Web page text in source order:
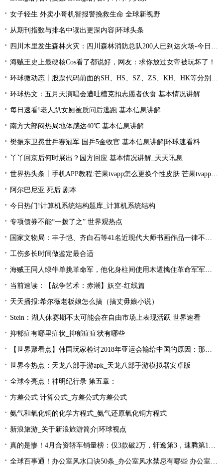
女子轻生 外卖小哥机智报警挽救生命 全球新视野
从期刊指数与排名中读出更深内容|环球头条
四川木里发生森林火灾：四川森林消防总队200人已到达火场-今日关注
海贼王史上最硬核Cos看了都说好，网友：求你放过女帝被玩坏了！
环球微动态丨股票代码前面的SH、HS、SZ、ZS、KH、HK等分别是什么意思？
环球热文：五月天演唱会遭吐槽克扣志愿者伙食 基本情况讲解
每日速看!老人趴女厕被质问后逃跑 基本信息讲解
南方大部闷热局地体感达40℃ 基本信息讲解
樊振东卫冕世乒赛冠军 国乒5金收官 基本信息讲解|环球速看料
丫丫回京后何时展出？园方回应 基本情况讲解_天天讯息
世界热头条丨手机APP教程:芒果tvapp怎么更换个性皮肤 芒果tvapp更换个性皮肤的方法
阿尔巴尼亚 死后 剧本
今日热门!计算机系统结构题库_计算机系统结构
专项债券不能“一拨了之” 世界观热点
国家文物局：丰子恺、齐白石等41名近现代大师书画作品一律不准出境
工伤多长时间做鉴定最合适
海贼王同人绿牛单挑革命军，他化身柱间使用木遁擒住革命军军长！
当前速读：【战争艺术：赤潮】妖空-红线篇
天天播报:希尔薇老板娘怎么搞（搞丈毋娘小说）
Stein：湖人休赛期不太可能会在自由市场上表现活跃 世界速看
抑郁症有哪里症状_抑郁症症状有哪些
【世界聚看点】韩国玩家检讨2018年亚运会输给中国的原因：那一年是Uzi的时代！
世界今热点：天龙八部手游apk_天龙八部手游模拟器安卓版
全球今亮点！神明纪行录 第五章：
方差公式 计算公式_方差公式方差公式
氨气和氧化铜的化学方程式_氨气还原氧化铜方程式
新浪旅游_关于新浪旅游简介|环球视点
真的是惨！4月合资轿车销量榜：仅3款破2万，轩逸第3，速腾第16！
全球百事通！办公室风水口诀50条_办公室风水禁忌有哪些 办公室风水禁忌大全